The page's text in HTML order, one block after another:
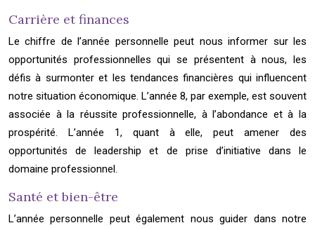
Carrière et finances
Le chiffre de l’année personnelle peut nous informer sur les
opportunités professionnelles qui se présentent à nous, les
défis à surmonter et les tendances financières qui influencent
notre situation économique. L’année 8, par exemple, est souvent
associée à la réussite professionnelle, à l’abondance et à la
prospérité. L’année 1, quant à elle, peut amener des
opportunités de leadership et de prise d’initiative dans le
domaine professionnel.
Santé et bien-être
L’année personnelle peut également nous guider dans notre